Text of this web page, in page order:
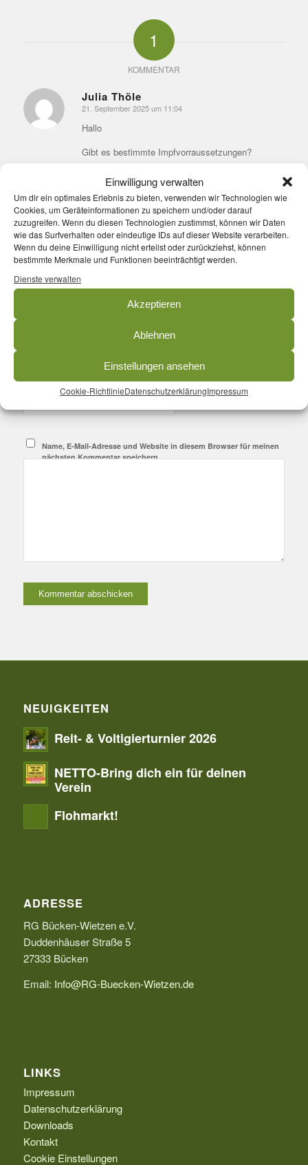
Einwilligung verwalten
Um dir ein optimales Erlebnis zu bieten, verwenden wir Technologien wie
Cookies, um Geräteinformationen zu speichern und/oder darauf
zuzugreifen. Wenn du diesen Technologien zustimmst, können wir Daten
wie das Surfverhalten oder eindeutige IDs auf dieser Website verarbeiten.
Wenn du deine Einwilligung nicht erteilst oder zurückziehst, können
bestimmte Merkmale und Funktionen beeinträchtigt werden.
Dienste verwalten
Akzeptieren
Ablehnen
Einstellungen ansehen
Cookie-RichtlinieDatenschutzerklärungImpressum
1
KOMMENTAR
Julia Thöle
sagte:
21. September 2025 um 11:04
Hallo
Gibt es bestimmte Impfvorraussetzungen?
Antworten
Hinterlasse einen Kommentar
An der Diskussion beteiligen?
Website
Name, E-Mail-Adresse und Website in diesem Browser für meinen
nächsten Kommentar speichern.
NEUIGKEITEN
Reit- & Voltigierturnier 2026
NETTO-Bring dich ein für deinen
Verein
Flohmarkt!
ADRESSE
RG Bücken-Wietzen e.V.
Duddenhäuser Straße 5
27333 Bücken
Email: Info@RG-Buecken-Wietzen.de
LINKS
Impressum
Datenschutzerklärung
Downloads
Kontakt
Cookie Einstellungen